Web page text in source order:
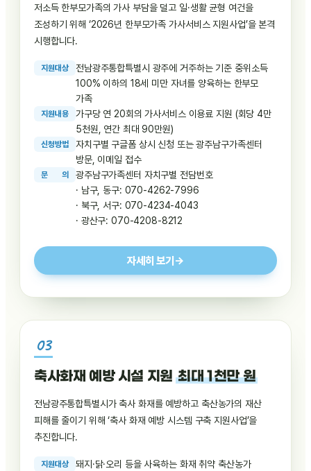
저소득 한부모가족의 가사 부담을 덜고 일·생활 균형 여건을
조성하기 위해 ‘2026년 한부모가족 가사서비스 지원사업’을 본격
시행합니다.
지원대상
전남광주통합특별시 광주에 거주하는 기준 중위소득
100% 이하의 18세 미만 자녀를 양육하는 한부모
가족
지원내용
가구당 연 20회의 가사서비스 이용료 지원 (회당 4만
5천원, 연간 최대 90만원)
신청방법
자치구별 구글폼 상시 신청 또는 광주남구가족센터
방문, 이메일 접수
문 의
광주남구가족센터 자치구별 전담번호
· 남구, 동구: 070-4262-7996
· 북구, 서구: 070-4234-4043
· 광산구:070-4208-8212
자세히 보기→
축사화재 예방 시설 지원최대 1천만 원
전남광주통합특별시가 축사 화재를 예방하고 축산농가의 재산
피해를 줄이기 위해 ‘축사 화재 예방 시스템 구축 지원사업’을
추진합니다.
지원대상 돼지·닭·오리 등을 사육하는 화재 취약 축산농가